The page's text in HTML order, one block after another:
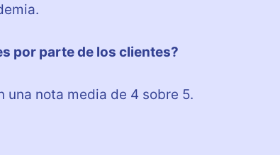
por parte de los clientes?
una nota media de 4 sobre 5.